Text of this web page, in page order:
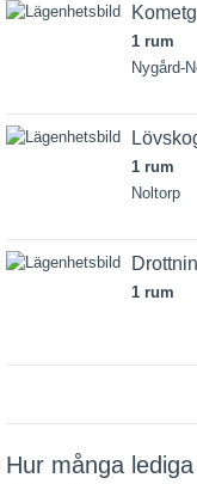
1 rum
Nygård-
1 rum
Noltorp
1 rum
Hur många